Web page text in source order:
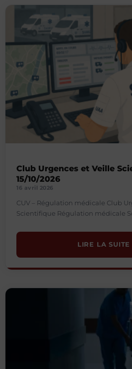
Club Urgences et Veille
15/10/2026
16 avril 2026
CUV – Régulation médicale Club
Scientifique Régulation médicale
2026 18h30 Toulouse
LIRE LA SUITE